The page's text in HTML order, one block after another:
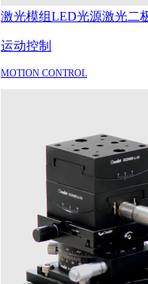
激光模组LED光源激光二
运动控制
MOTION CONTROL